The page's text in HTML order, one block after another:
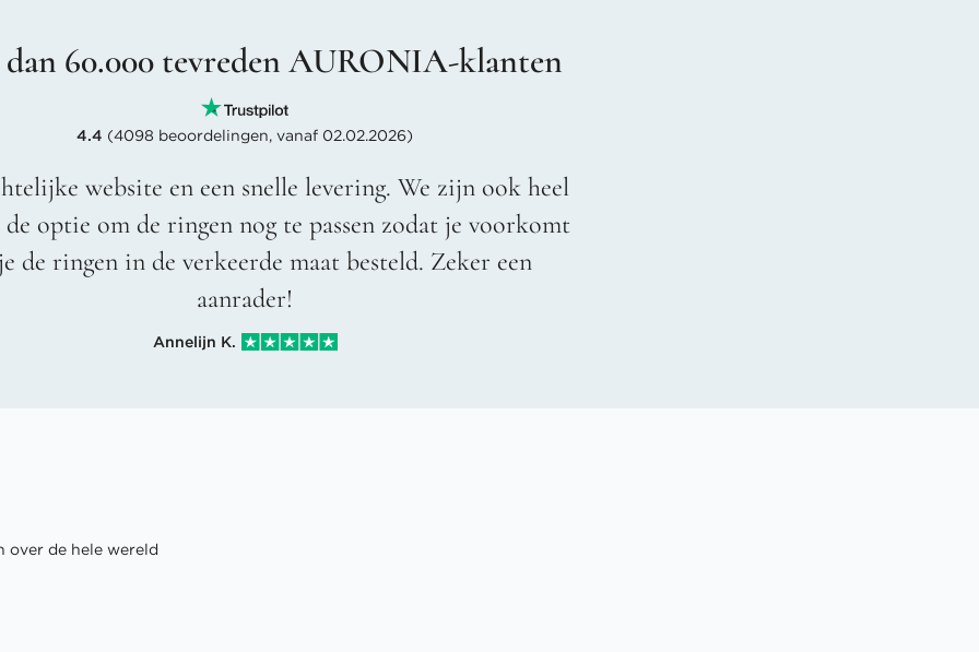
60.000 tevreden AURONIA-klanten
4.4 (4098 beoordelingen, vanaf 02.02.2026)
website en een snelle levering. We zijn ook heel
optie om de ringen nog te passen zodat je voorkomt
de ringen in de verkeerde maat besteld. Zeker een
aanrader!
Annelijn K.
over de hele wereld